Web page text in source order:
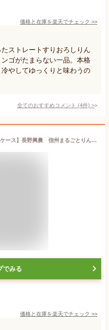
価格と在庫を楽天でチェック >>
ストレートすりおろしりん
ゴがたまらない一品。本格
やしてゆっくりと味わうの
全てのおすすめコメント (4件) >
【期間限定】【本州送料無料 2ケース】長野興農 信州まるごとりんごジュース【旧商品名】信州りんごジュース（無調整）160g 30缶入り×2ケース果汁100％ ストレート果汁 長野県産りんご北海道・四国・九州行きは追加送料220円かかります。
でみる
価格と在庫を楽天でチェック >>